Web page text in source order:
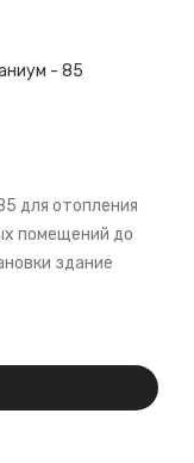
для отопления
помещений до
здание